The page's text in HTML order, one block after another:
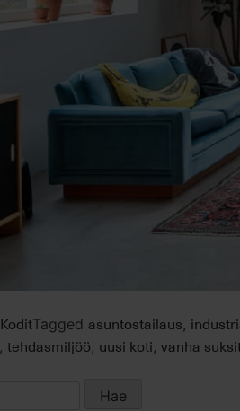
KoditTagged asuntostailaus,
, tehdasmiljöö, uusi koti, vanha